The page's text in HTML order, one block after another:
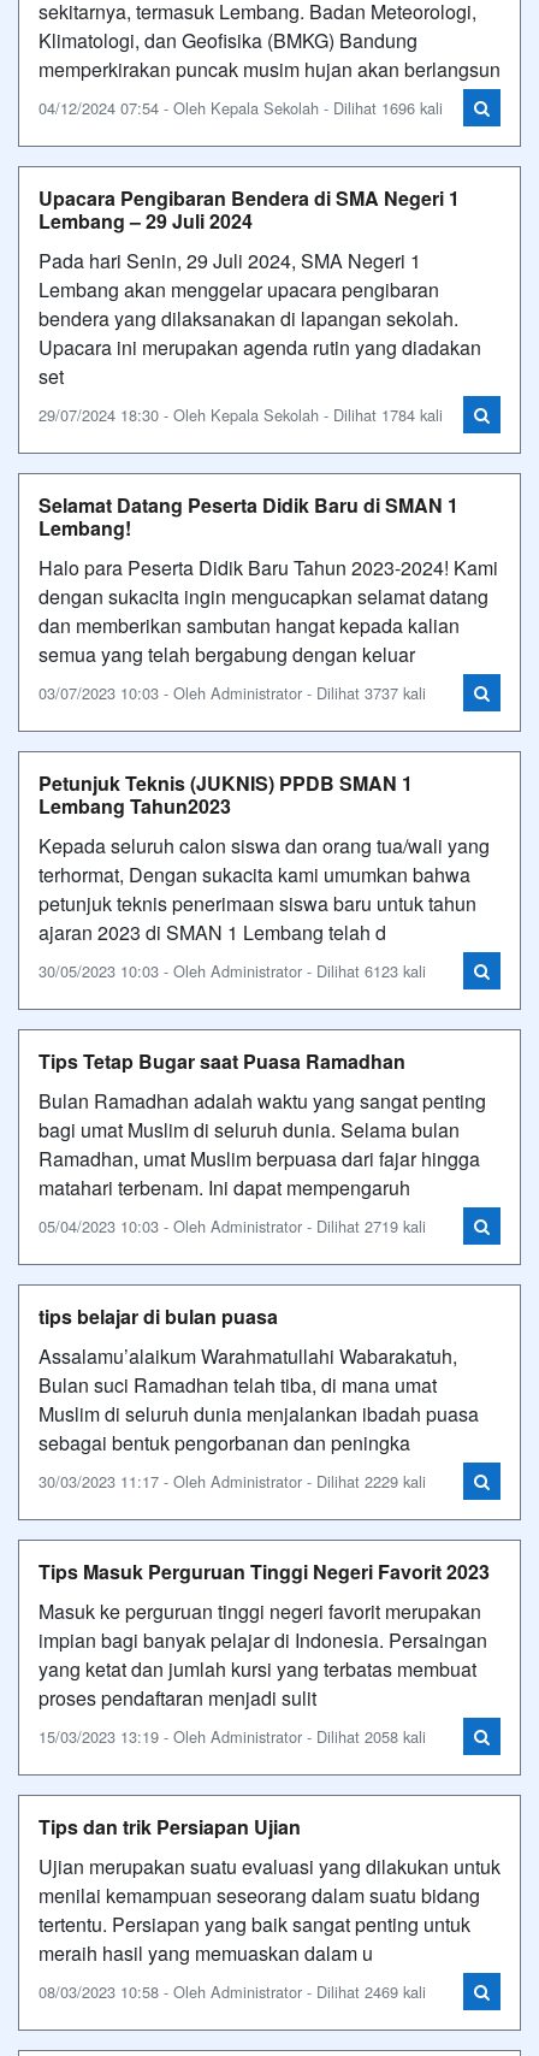
sekitarnya, termasuk Lembang. Badan Meteorologi,
Klimatologi, dan Geofisika (BMKG) Bandung
memperkirakan puncak musim hujan akan berlangsun
04/12/2024 07:54 - Oleh Kepala Sekolah - Dilihat 1696 kali
Upacara Pengibaran Bendera di SMA Negeri 1
Lembang – 29 Juli 2024
Pada hari Senin, 29 Juli 2024, SMA Negeri 1
Lembang akan menggelar upacara pengibaran
bendera yang dilaksanakan di lapangan sekolah.
Upacara ini merupakan agenda rutin yang diadakan
set
29/07/2024 18:30 - Oleh Kepala Sekolah - Dilihat 1784 kali
Selamat Datang Peserta Didik Baru di SMAN 1
Lembang!
Halo para Peserta Didik Baru Tahun 2023-2024! Kami
dengan sukacita ingin mengucapkan selamat datang
dan memberikan sambutan hangat kepada kalian
semua yang telah bergabung dengan keluar
03/07/2023 10:03 - Oleh Administrator - Dilihat 3737 kali
Petunjuk Teknis (JUKNIS) PPDB SMAN 1
Lembang Tahun2023
Kepada seluruh calon siswa dan orang tua/wali yang
terhormat, Dengan sukacita kami umumkan bahwa
petunjuk teknis penerimaan siswa baru untuk tahun
ajaran 2023 di SMAN 1 Lembang telah d
30/05/2023 10:03 - Oleh Administrator - Dilihat 6123 kali
Tips Tetap Bugar saat Puasa Ramadhan
Bulan Ramadhan adalah waktu yang sangat penting
bagi umat Muslim di seluruh dunia. Selama bulan
Ramadhan, umat Muslim berpuasa dari fajar hingga
matahari terbenam. Ini dapat mempengaruh
05/04/2023 10:03 - Oleh Administrator - Dilihat 2719 kali
tips belajar di bulan puasa
Assalamu’alaikum Warahmatullahi Wabarakatuh,
Bulan suci Ramadhan telah tiba, di mana umat
Muslim di seluruh dunia menjalankan ibadah puasa
sebagai bentuk pengorbanan dan peningka
30/03/2023 11:17 - Oleh Administrator - Dilihat 2229 kali
Tips Masuk Perguruan Tinggi Negeri Favorit 2023
Masuk ke perguruan tinggi negeri favorit merupakan
impian bagi banyak pelajar di Indonesia. Persaingan
yang ketat dan jumlah kursi yang terbatas membuat
proses pendaftaran menjadi sulit
15/03/2023 13:19 - Oleh Administrator - Dilihat 2058 kali
Tips dan trik Persiapan Ujian
Ujian merupakan suatu evaluasi yang dilakukan untuk
menilai kemampuan seseorang dalam suatu bidang
tertentu. Persiapan yang baik sangat penting untuk
meraih hasil yang memuaskan dalam u
08/03/2023 10:58 - Oleh Administrator - Dilihat 2469 kali